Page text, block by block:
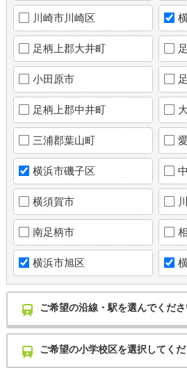
川崎市川崎区
足柄上郡大井町
小田原市
足柄上郡中井町
三浦郡葉山町
横浜市磯子区
横須賀市
南足柄市
横浜市旭区
ご希望の沿線・駅を選んでくだ
ご希望の小学校区を選択してく